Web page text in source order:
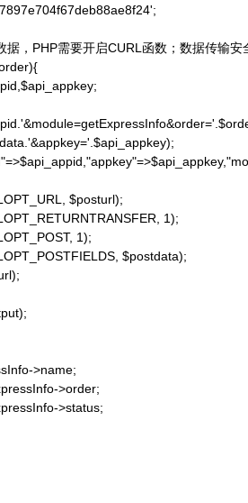
据，PHP需要开启CURL函数；数据传输安
$posturl);
1);
1);
$postdata);
>name;
>order;
>status;